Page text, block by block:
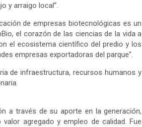
y arraigo local”.
de empresas biotecnológicas es un
el corazón de las ciencias de la vida a
el ecosistema científico del predio y los
empresas exportadoras del parque”.
de infraestructura, recursos humanos y
a través de su aporte en la generación,
agregado y empleo de calidad. Fue